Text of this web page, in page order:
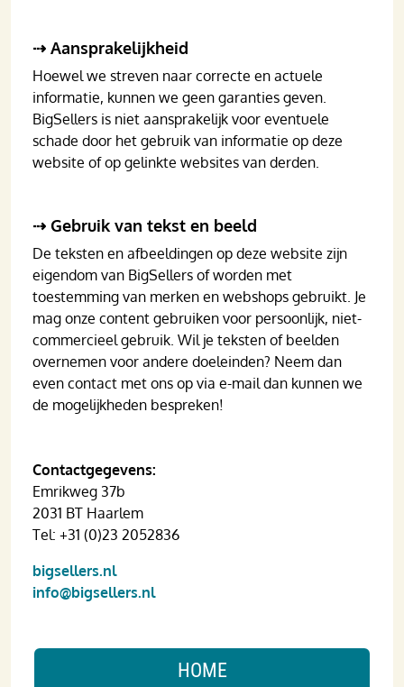
⇢ Aansprakelijkheid
Hoewel we streven naar correcte en actuele
informatie, kunnen we geen garanties geven.
BigSellers is niet aansprakelijk voor eventuele
schade door het gebruik van informatie op deze
website of op gelinkte websites van derden.
⇢ Gebruik van tekst en beeld
De teksten en afbeeldingen op deze website zijn
eigendom van BigSellers of worden met
toestemming van merken en webshops gebruikt. Je
mag onze content gebruiken voor persoonlijk, niet-
commercieel gebruik. Wil je teksten of beelden
overnemen voor andere doeleinden? Neem dan
even contact met ons op via e-mail dan kunnen we
de mogelijkheden bespreken!
Contactgegevens:
Emrikweg 37b
2031 BT Haarlem
Tel: +31 (0)23 2052836
bigsellers.nl
info@bigsellers.nl
HOME